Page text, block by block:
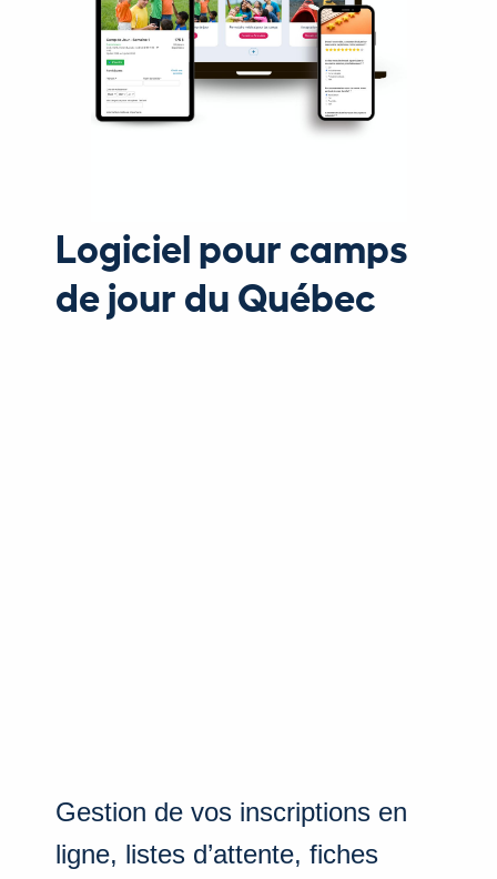
Logiciel pour camps
de jour du Québec
Gestion de vos inscriptions en
ligne, listes d’attente, fiches